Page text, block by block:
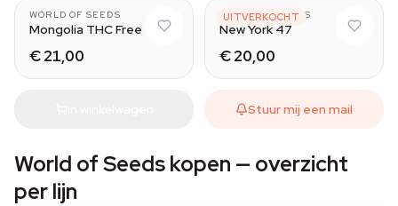
WORLD OF SEEDS
Mongolia THC Free
€ 21,00
UITVERKOCHT
WORLD OF SEEDS
New York 47
€ 20,00
Stuur mij een mail
World of Seeds kopen — overzicht
per lijn